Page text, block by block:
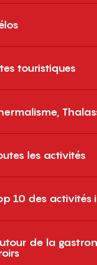
touristiques
les activités
10 des activités
de la